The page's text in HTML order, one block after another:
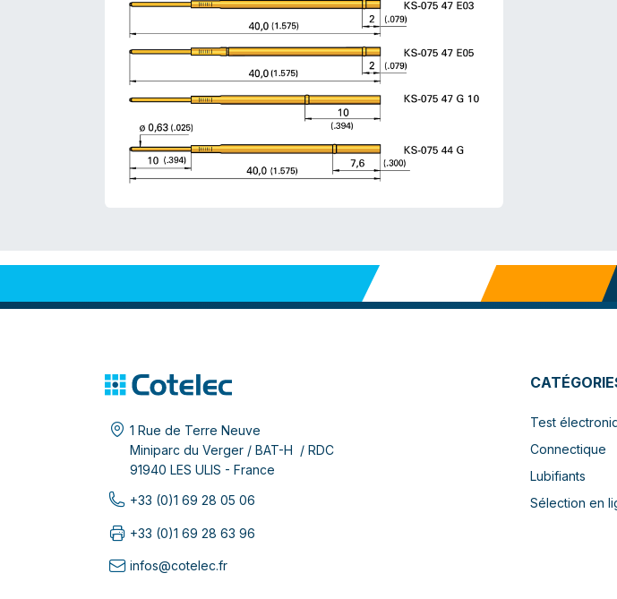
1 Rue de Terre Neuve
Miniparc du Verger / BAT-H / RDC
91940 LES ULIS - France
+33 (0)1 69 28 05 06
+33 (0)1 69 28 63 96
infos@cotelec.fr
Test
Connectique
Lubifiants
Sélection en